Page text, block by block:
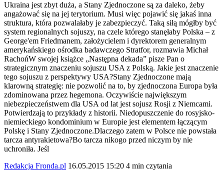
Ukraina jest zbyt duża, a Stany Zjednoczone są za daleko, żeby
angażować się na jej terytorium. Musi więc pojawić się jakaś inna
struktura, która pozwalałaby je zabezpieczyć. Taką siłą mógłby być
system regionalnych sojuszy, na czele którego stanęłaby Polska – z
George'em Friedmanem, założycielem i dyrektorem generalnym
amerykańskiego ośrodka badawczego Stratfor, rozmawia Michał
RachońW swojej książce „Następna dekada” pisze Pan o
strategicznym znaczeniu sojuszu USA z Polską. Jakie jest znaczenie
tego sojuszu z perspektywy USA?Stany Zjednoczone mają
klarowną strategię: nie pozwolić na to, by zjednoczona Europa była
zdominowana przez hegemona. Oczywiście największym
niebezpieczeństwem dla USA od lat jest sojusz Rosji z Niemcami.
Potwierdzają to przykłady z historii. Niedopuszczenie do rosyjsko-
niemieckiego kondominium w Europie jest elementem łączącym
Polskę i Stany Zjednoczone.Dlaczego zatem w Polsce nie powstała
tarcza antyrakietowa?Bo tarcza nikogo przed niczym by nie
uchroniła. Jeśl
Redakcja Fronda.pl 16.05.2015 15:20 4 min czytania